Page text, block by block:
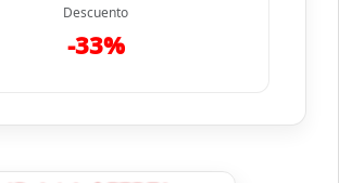
Descuento
-33%